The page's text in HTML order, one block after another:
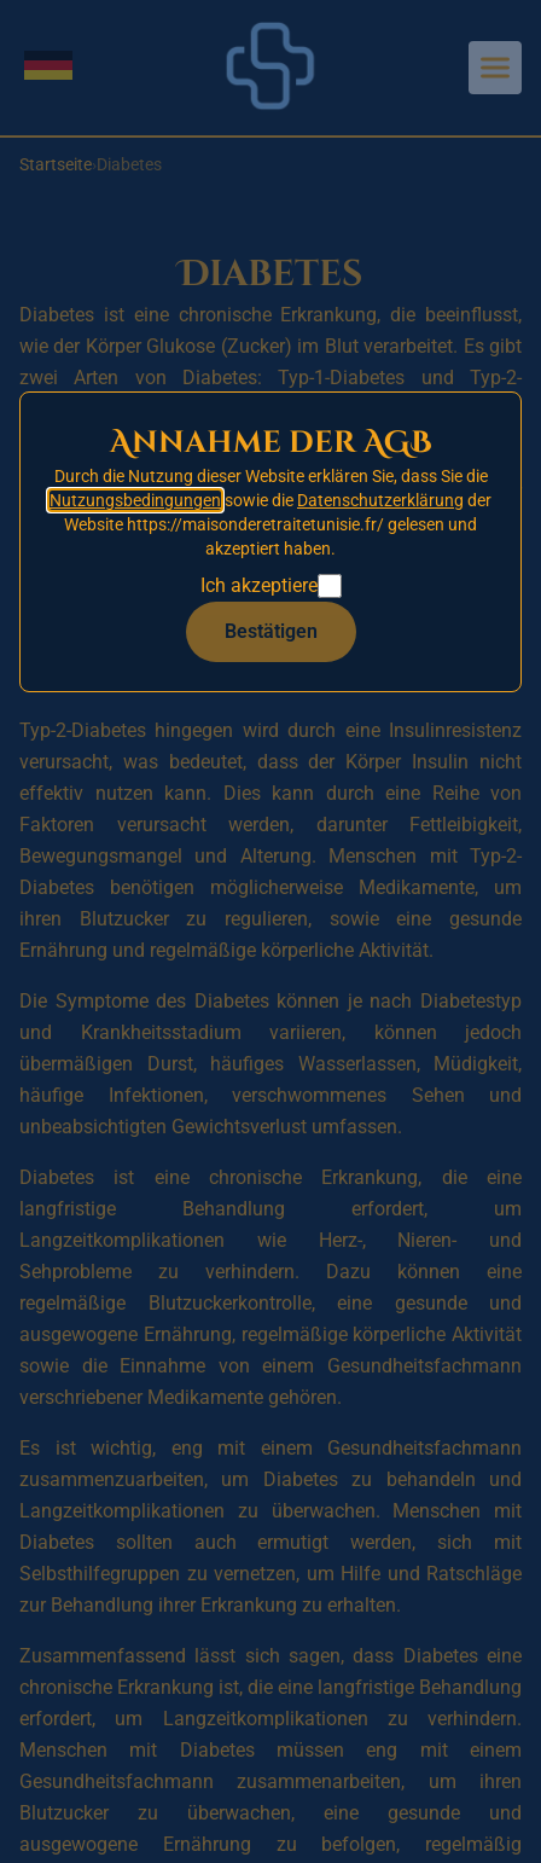
Sprache wechseln
Startseite›Diabetes
Diabetes
Diabetes ist eine chronische Erkrankung, die beeinflusst,
wie der Körper Glukose (Zucker) im Blut verarbeitet. Es gibt
zwei Arten von Diabetes: Typ-1-Diabetes und Typ-2-
Typ-1-Diabetes wird durch eine Autoimmunreaktion
verursacht, bei der das Immunsystem die Betazellen in der
Bauchspeicheldrüse, die Insulin produzieren, angreift und
zerstört. Insulin ist ein Hormon, das notwendig ist, um
Glukose aus dem Blut in die Zellen zu transportieren, damit
diese es als Energiequelle nutzen können. Menschen mit
Typ-1-Diabetes benötigen daher Insulininjektionen, um
ihren Blutzucker zu regulieren.
Typ-2-Diabetes hingegen wird durch eine Insulinresistenz
verursacht, was bedeutet, dass der Körper Insulin nicht
effektiv nutzen kann. Dies kann durch eine Reihe von
Faktoren verursacht werden, darunter Fettleibigkeit,
Bewegungsmangel und Alterung. Menschen mit Typ-2-
Diabetes benötigen möglicherweise Medikamente, um
ihren Blutzucker zu regulieren, sowie eine gesunde
Ernährung und regelmäßige körperliche Aktivität.
Die Symptome des Diabetes können je nach Diabetestyp
und Krankheitsstadium variieren, können jedoch
übermäßigen Durst, häufiges Wasserlassen, Müdigkeit,
häufige Infektionen, verschwommenes Sehen und
unbeabsichtigten Gewichtsverlust umfassen.
Diabetes ist eine chronische Erkrankung, die eine
langfristige Behandlung erfordert, um
Langzeitkomplikationen wie Herz-, Nieren- und
Sehprobleme zu verhindern. Dazu können eine
regelmäßige Blutzuckerkontrolle, eine gesunde und
ausgewogene Ernährung, regelmäßige körperliche Aktivität
sowie die Einnahme von einem Gesundheitsfachmann
verschriebener Medikamente gehören.
Es ist wichtig, eng mit einem Gesundheitsfachmann
zusammenzuarbeiten, um Diabetes zu behandeln und
Langzeitkomplikationen zu überwachen. Menschen mit
Diabetes sollten auch ermutigt werden, sich mit
Selbsthilfegruppen zu vernetzen, um Hilfe und Ratschläge
zur Behandlung ihrer Erkrankung zu erhalten.
Zusammenfassend lässt sich sagen, dass Diabetes eine
chronische Erkrankung ist, die eine langfristige Behandlung
erfordert, um Langzeitkomplikationen zu verhindern.
Menschen mit Diabetes müssen eng mit einem
Gesundheitsfachmann zusammenarbeiten, um ihren
Blutzucker zu überwachen, eine gesunde und
ausgewogene Ernährung zu befolgen, regelmäßig
Annahme der AGB
Durch die Nutzung dieser Website erklären Sie, dass Sie die
Nutzungsbedingungensowie die Datenschutzerklärung der
Website https://maisonderetraitetunisie.fr/ gelesen und
akzeptiert haben.
Ich akzeptiere
Bestätigen